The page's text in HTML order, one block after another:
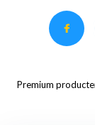
Premium